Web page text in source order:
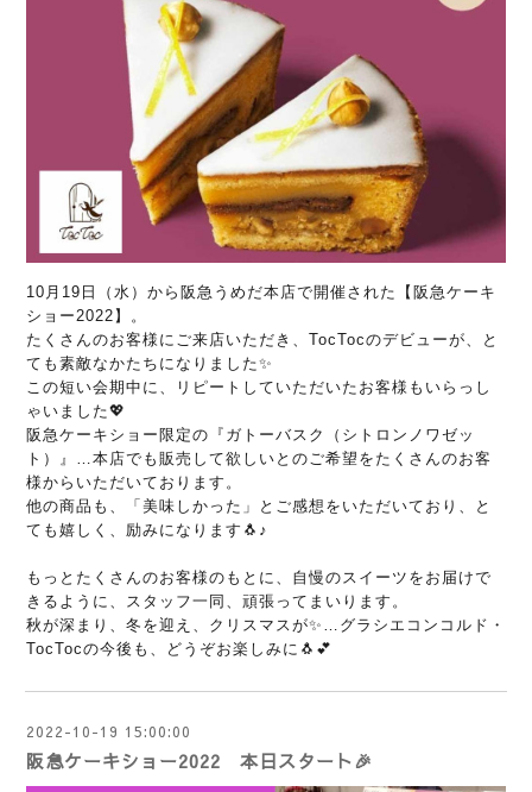
10月19日（水）から阪急うめだ本店で開催された【阪急ケーキ
ショー2022】。
たくさんのお客様にご来店いただき、 TocTocのデビューが、と
ても素敵なかたちになりました✨
この短い会期中に、リピートしていただいたお客様もいらっし
ゃいました💖
阪急ケーキショー限定の『ガトーバスク（シトロンノワゼッ
ト）』…本店でも販売して欲しいとのご希望をたくさんのお客
様からいただいております。
他の商品も、「美味しかった」とご感想をいただいており、と
ても嬉しく、励みになります🐧♪
もっとたくさんのお客様のもとに、自慢のスイーツをお届けで
きるように、スタッフ一同、頑張ってまいります。
秋が深まり、冬を迎え、クリスマスが✨…グラシエコンコルド・
TocTocの今後も、どうぞお楽しみに🐧💕
2022-10-19 15:00:00
阪急ケーキショー2022 本日スタート🎉